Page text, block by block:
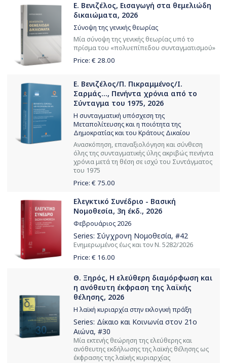
Ε. Βενιζέλος, Εισαγωγή στα θεμελιώδη
δικαιώματα, 2026
Σύνοψη της γενικής θεωρίας
Μία σύνοψη της γενικής θεωρίας υπό το
πρίσμα του «πολυεπίπεδου συνταγματισμού»
Price: € 28.00
Ε. Βενιζέλος/Π. Πικραμμένος/Ι.
Σαρμάς..., Πενήντα χρόνια από το
Σύνταγμα του 1975, 2026
Η συνταγματική υπόσχεση της
Μεταπολίτευσης και η ποιότητα της
Δημοκρατίας και του Κράτους Δικαίου
Ανασκόπηση, επαναξιολόγηση και σύνθεση
όλης της συνταγματικής ύλης ακριβώς πενήντα
χρόνια μετά τη θέση σε ισχύ του Συντάγματος
του 1975
Price: € 75.00
Ελεγκτικό Συνέδριο - Βασική
Νομοθεσία, 3η έκδ., 2026
Φεβρουάριος 2026
Series: Σύγχρονη Νομοθεσία, #42
Ενημερωμένος έως και τον Ν. 5282/2026
Price: € 16.00
Θ. Ξηρός, H ελεύθερη διαµόρφωση και
η ανόθευτη έκφραση της λαϊκής
θέλησης, 2026
H λαϊκή κυριαρχία στην εκλογική πράξη
Series: Δίκαιο και Κοινωνία στον 21ο
Αιώνα, #30
Μία εκτενής θεώρηση της ελεύθερης και
ανόθευτης εκδήλωσης της λαϊκής θέλησης ως
έκφρασης της λαϊκής κυριαρχίας